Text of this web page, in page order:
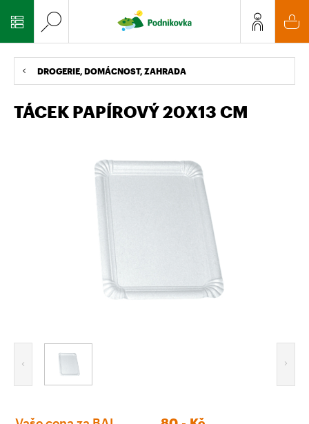
DROGERIE, DOMÁCNOST, ZAHRADA
TÁCEK PAPÍROVÝ 20X13 CM